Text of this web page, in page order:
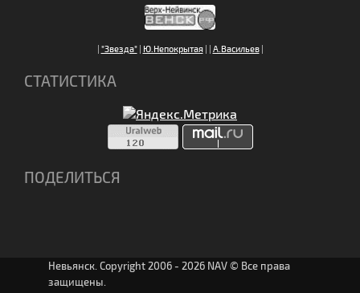
| "Звезда"| Ю.Непокрытая| | А.Васильев|
СТАТИСТИКА
ПОДЕЛИТЬСЯ
Невьянск. Copyright 2006 - 2026 NAV © Все права
защищены.